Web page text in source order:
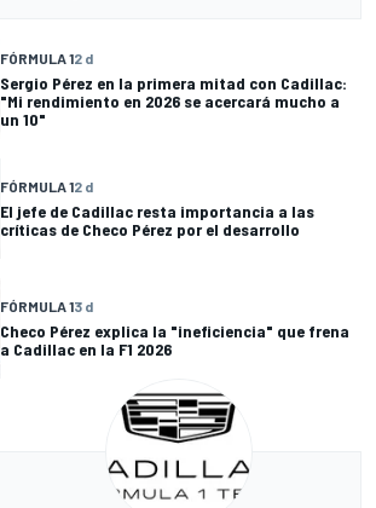
FÓRMULA 12 d
Sergio Pérez en la primera mitad con Cadillac:
"Mi rendimiento en 2026 se acercará mucho a
un 10"
FÓRMULA 12 d
El jefe de Cadillac resta importancia a las
críticas de Checo Pérez por el desarrollo
FÓRMULA 13 d
Checo Pérez explica la "ineficiencia" que frena
a Cadillac en la F1 2026